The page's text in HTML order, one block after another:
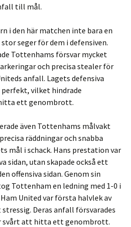
till mål.
i den här matchen inte bara en
seger för dem i defensiven.
Tottenhams försvar mycket
och precisa stealer för
anfall. Lagets defensiva
perfekt, vilket hindrade
ett genombrott.
även Tottenhams målvakt
räddningar och snabba
mål i schack. Hans prestation var
sidan, utan skapade också ett
offensiva sidan. Genom sin
Tottenham en ledning med 1-0 i
United var första halvlek av
Deras anfall försvarades
svårt att hitta ett genombrott.